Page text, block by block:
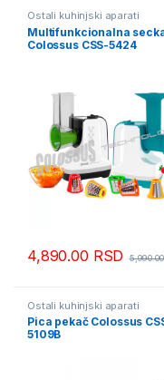
Ostali kuhinjski aparati
Multifunkcionalna
Colossus CSS-5424
4,890.00 RSD
Ostali kuhinjski aparati
Pica pekač Colossus
5109B